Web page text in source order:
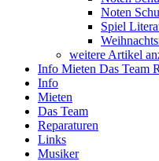
Noten
Spiel
weitere Artikel
Info Mieten Das Team
Info
Mieten
Das Team
Reparaturen
Links
Musiker